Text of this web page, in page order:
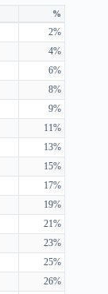
%
2%
4%
6%
8%
9%
11%
13%
15%
17%
19%
21%
23%
25%
26%